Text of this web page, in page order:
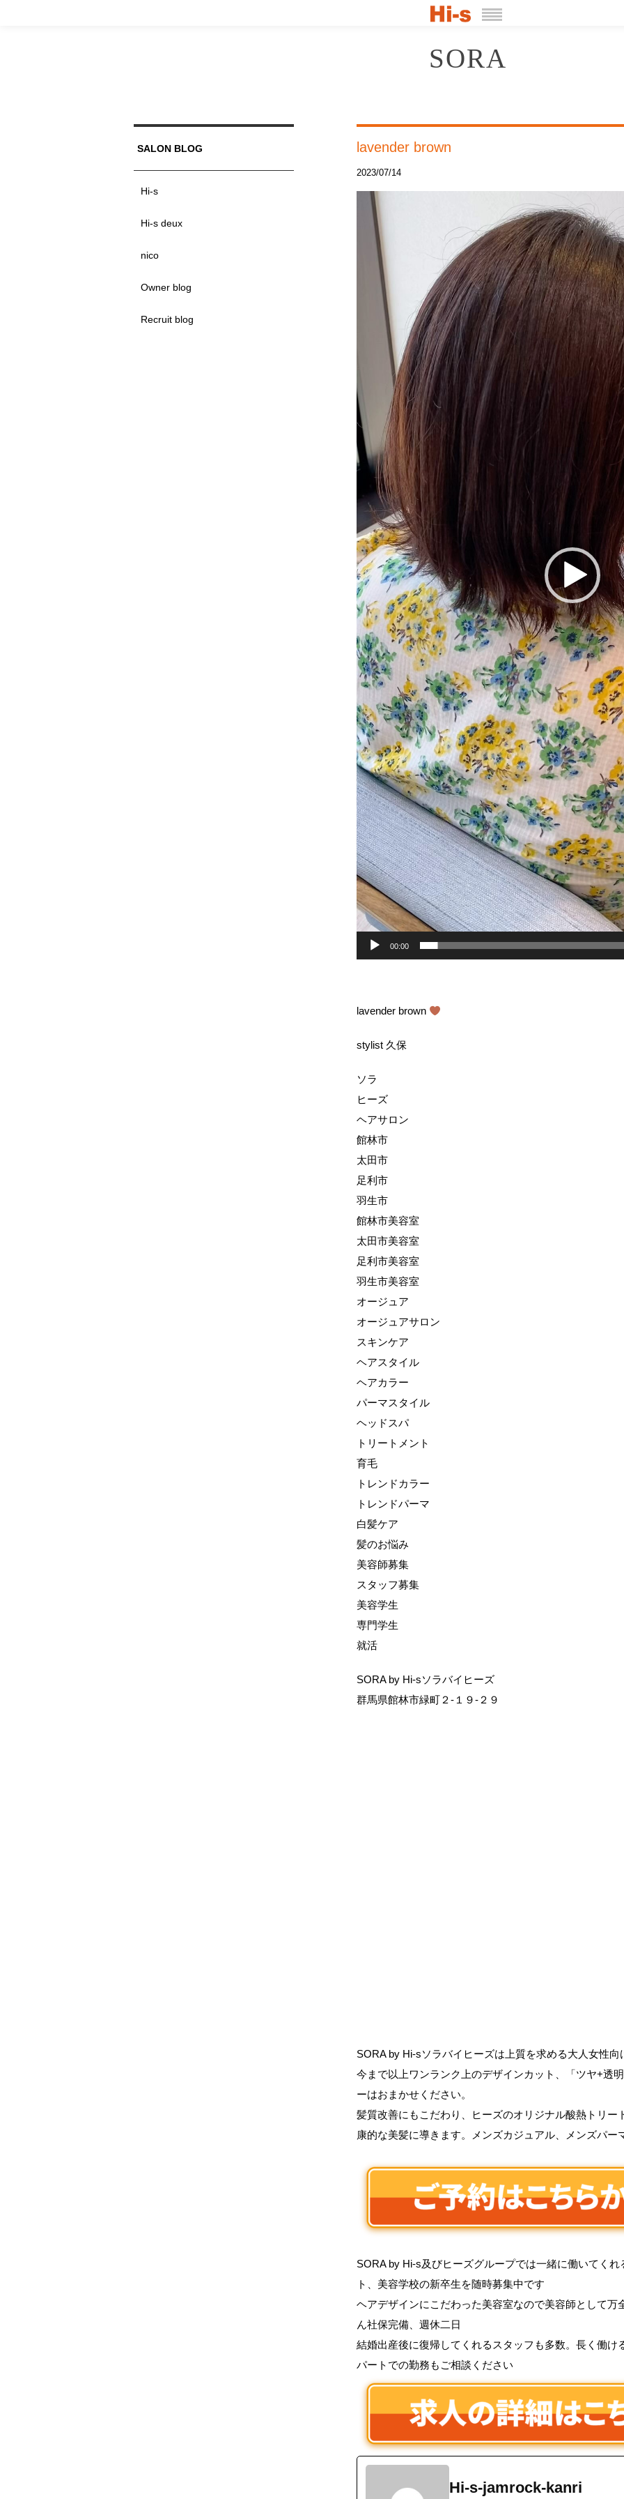
SORA
SALON BLOG
Hi-s
Hi-s deux
nico
Owner blog
Recruit blog
lavender brown
2023/07/14
00:00
lavender brown
stylist 久保
ソラ
ヒーズ
ヘアサロン
館林市
太田市
足利市
羽生市
館林市美容室
太田市美容室
足利市美容室
羽生市美容室
オージュア
オージュアサロン
スキンケア
ヘアスタイル
ヘアカラー
パーマスタイル
ヘッドスパ
トリートメント
育毛
トレンドカラー
トレンドパーマ
白髪ケア
髪のお悩み
美容師募集
スタッフ募集
美容学生
専門学生
就活
SORA by Hi-sソラバイヒーズ
群馬県館林市緑町２-１９-２９
SORA by Hi-sソラバイヒーズは上質を求める大人女性向
今まで以上ワンランク上のデザインカット、「ツヤ+透
ーはおまかせください。
髪質改善にもこだわり、ヒーズのオリジナル酸熱トリー
康的な美髪に導きます。メンズカジュアル、メンズパー
SORA by Hi-s及びヒーズグループでは一緒に働いてく
ト、美容学校の新卒生を随時募集中です
ヘアデザインにこだわった美容室なので美容師として万
ん社保完備、週休二日
結婚出産後に復帰してくれるスタッフも多数。長く働け
パートでの勤務もご相談ください
Hi-s-jamrock-kanri